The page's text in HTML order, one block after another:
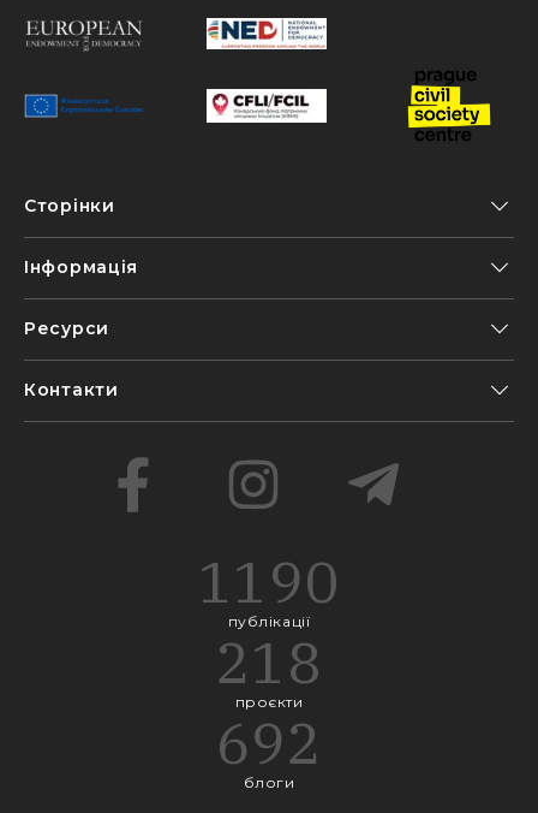
Сторінки
Інформація
Ресурси
Контакти
1190
публікації
218
проєкти
692
блоги